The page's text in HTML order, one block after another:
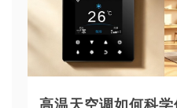
高温天空调如何科